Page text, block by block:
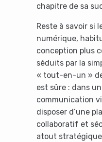
chapitre de sa
Reste à savoir si
numérique,
conception plus
séduits par la
« tout-en-un »
est sûre : dans
communication
disposer d’une
collaboratif et
atout